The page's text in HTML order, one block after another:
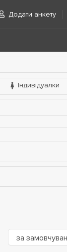
Додати анкету
Індивідуалки